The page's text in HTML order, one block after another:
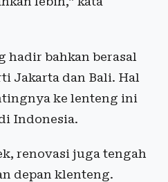
hadir bahkan berasal
Jakarta dan Bali. Hal
ke lenteng ini
Indonesia.
renovasi juga tengah
depan klenteng.